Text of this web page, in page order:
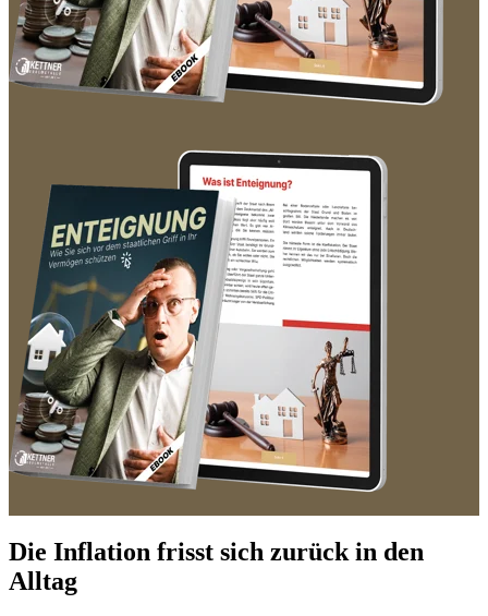
Die Inflation frisst sich zurück in den
Alltag